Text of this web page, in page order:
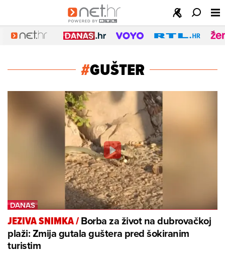
#GUŠTER
JEZIVA SNIMKA/Borba za život na dubrovačkoj
plaži: Zmija gutala guštera pred šokiranim
turistim